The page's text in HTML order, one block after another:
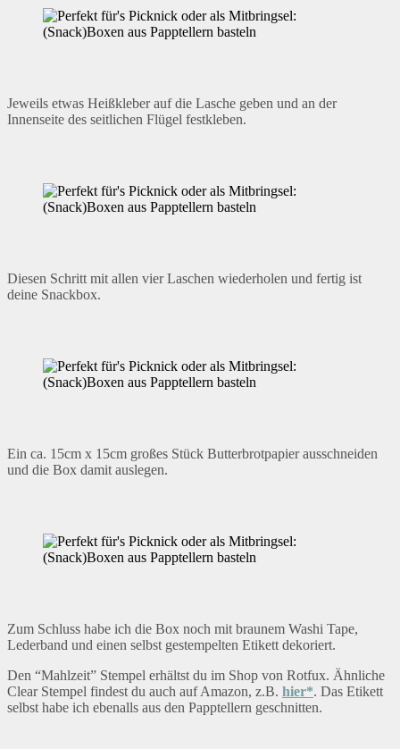
Jeweils etwas Heißkleber auf die Lasche geben und an der
Innenseite des seitlichen Flügel festkleben.
Diesen Schritt mit allen vier Laschen wiederholen und fertig ist
deine Snackbox.
Ein ca. 15cm x 15cm großes Stück Butterbrotpapier ausschneiden
und die Box damit auslegen.
Zum Schluss habe ich die Box noch mit braunem Washi Tape,
Lederband und einen selbst gestempelten Etikett dekoriert.
Den “Mahlzeit” Stempel erhältst du im Shop von Rotfux. Ähnliche
Clear Stempel findest du auch auf Amazon, z.B. hier*. Das Etikett
selbst habe ich ebenalls aus den Papptellern geschnitten.